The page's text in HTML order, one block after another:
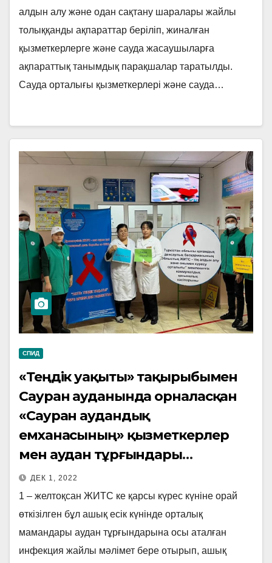
қызметкерлері және сауда
жасаушылар арасында «АИТВ-
инфекциясының алдын алу және
одан сақтану жолдары»
тақырыбында түсіндірме
алдын алу және одан сақтану шаралары жайлы
толыққанды ақпараттар беріліп, жиналған
қызметкерлерге және сауда жасаушыларға
ақпараттық танымдық парақшалар таратылды.
Сауда орталығы қызметкерлері және сауда…
СПИД
«Теңдік уақыты» тақырыбымен
Сауран ауданында орналасқан
«Сауран аудандық
емханасының» қызметкерлер
мен аудан тұрғындары
арасында Түркістан облыстық
ЖИТС тің алдын алу және
онымен күресу орталығының
қызметкерлері ашық есік күнін
өткізді.
ДЕК 1, 2022
1 – желтоқсан ЖИТС ке қарсы күрес күніне орай
өткізілген бұл ашық есік күнінде орталық
мамандары аудан тұрғындарына осы аталған
инфекция жайлы мәлімет бере отырып, ашық